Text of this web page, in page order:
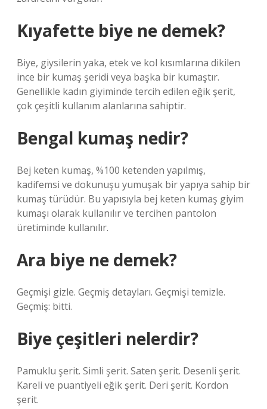
Kıyafette biye ne demek?
Biye, giysilerin yaka, etek ve kol kısımlarına dikilen
ince bir kumaş şeridi veya başka bir kumaştır.
Genellikle kadın giyiminde tercih edilen eğik şerit,
çok çeşitli kullanım alanlarına sahiptir.
Bengal kumaş nedir?
Bej keten kumaş, %100 ketenden yapılmış,
kadifemsi ve dokunuşu yumuşak bir yapıya sahip bir
kumaş türüdür. Bu yapısıyla bej keten kumaş giyim
kumaşı olarak kullanılır ve tercihen pantolon
üretiminde kullanılır.
Ara biye ne demek?
Geçmişi gizle. Geçmiş detayları. Geçmişi temizle.
Geçmiş: bitti.
Biye çeşitleri nelerdir?
Pamuklu şerit. Simli şerit. Saten şerit. Desenli şerit.
Kareli ve puantiyeli eğik şerit. Deri şerit. Kordon
şerit.